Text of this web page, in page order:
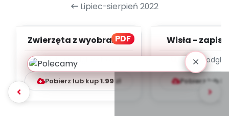
Lipiec-sierpień 2022
PDF
Zwierzęta z wyobraźni -
zapis melodii i tekst
Szybki podgląd
Pobierz lub kup1.99zł
Wisła - zapis
tekst
Szybki
Pobierz lub